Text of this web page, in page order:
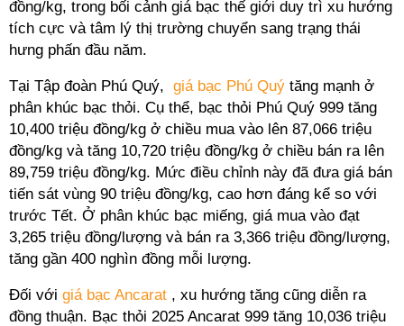
đồng/kg, trong bối cảnh giá bạc thế giới duy trì xu hướng
tích cực và tâm lý thị trường chuyển sang trạng thái
hưng phấn đầu năm.
Tại Tập đoàn Phú Quý, giá bạc Phú Quý tăng mạnh ở
phân khúc bạc thỏi. Cụ thể, bạc thỏi Phú Quý 999 tăng
10,400 triệu đồng/kg ở chiều mua vào lên 87,066 triệu
đồng/kg và tăng 10,720 triệu đồng/kg ở chiều bán ra lên
89,759 triệu đồng/kg. Mức điều chỉnh này đã đưa giá bán
tiến sát vùng 90 triệu đồng/kg, cao hơn đáng kể so với
trước Tết. Ở phân khúc bạc miếng, giá mua vào đạt
3,265 triệu đồng/lượng và bán ra 3,366 triệu đồng/lượng,
tăng gần 400 nghìn đồng mỗi lượng.
Đối với giá bạc Ancarat , xu hướng tăng cũng diễn ra
đồng thuận. Bạc thỏi 2025 Ancarat 999 tăng 10,036 triệu